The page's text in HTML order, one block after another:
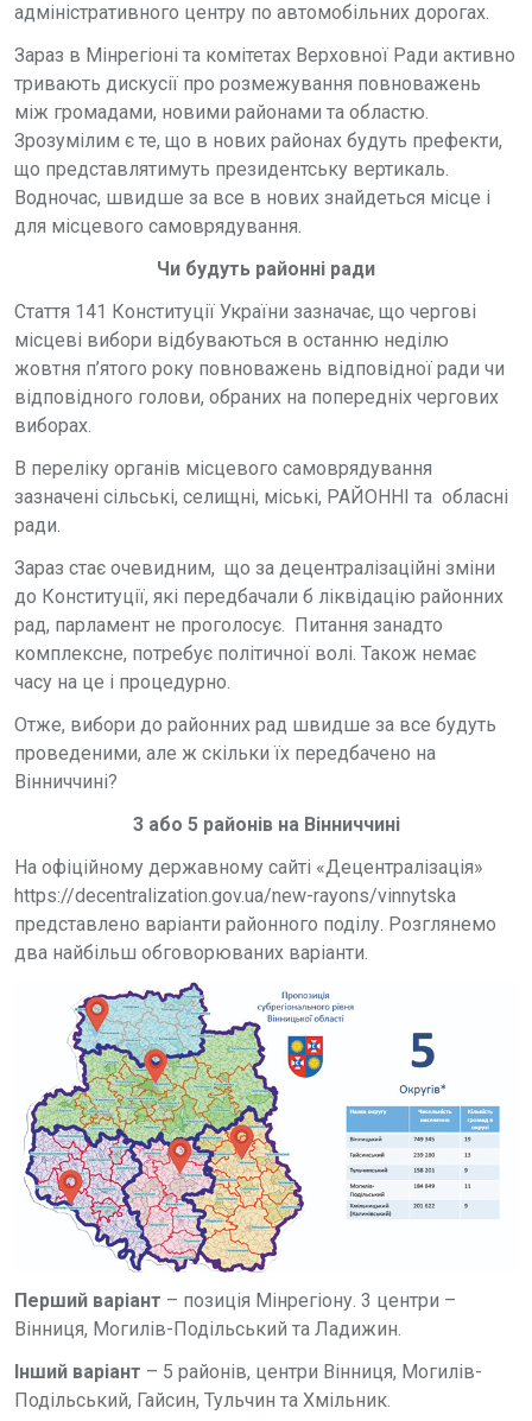
адміністративного центру по автомобільних дорогах.
Зараз в Мінрегіоні та комітетах Верховної Ради активно
тривають дискусії про розмежування повноважень
між громадами, новими районами та областю.
Зрозумілим є те, що в нових районах будуть префекти,
що представлятимуть президентську вертикаль.
Водночас, швидше за все в нових знайдеться місце і
для місцевого самоврядування.
Чи будуть районні ради
Стаття 141 Конституції України зазначає, що чергові
місцеві вибори відбуваються в останню неділю
жовтня п’ятого року повноважень відповідної ради чи
відповідного голови, обраних на попередніх чергових
виборах.
В переліку органів місцевого самоврядування
зазначені сільські, селищні, міські, РАЙОННІ та обласні
ради.
Зараз стає очевидним, що за децентралізаційні зміни
до Конституції, які передбачали б ліквідацію районних
рад, парламент не проголосує. Питання занадто
комплексне, потребує політичної волі. Також немає
часу на це і процедурно.
Отже, вибори до районних рад швидше за все будуть
проведеними, але ж скільки їх передбачено на
Вінниччині?
3 або 5 районів на Вінниччині
На офіційному державному сайті «Децентралізація»
https://decentralization.gov.ua/new-rayons/vinnytska
представлено варіанти районного поділу. Розглянемо
два найбільш обговорюваних варіанти.
Перший варіант – позиція Мінрегіону. 3 центри –
Вінниця, Могилів-Подільський та Ладижин.
Інший варіант – 5 районів, центри Вінниця, Могилів-
Подільський, Гайсин, Тульчин та Хмільник.